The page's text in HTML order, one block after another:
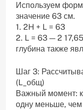
Используем
значение 63 см.
1. 2H + L = 63
2. L = 63 — 2
глубина также
Шаг 3:
(L_общ)
Важный момент:
одну меньше, чем